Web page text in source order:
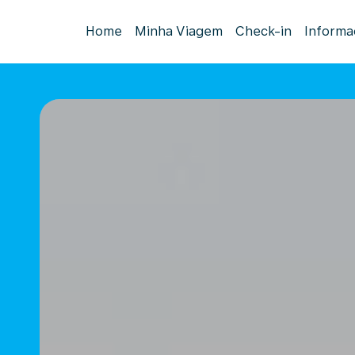
Home Minha Viagem Check-in